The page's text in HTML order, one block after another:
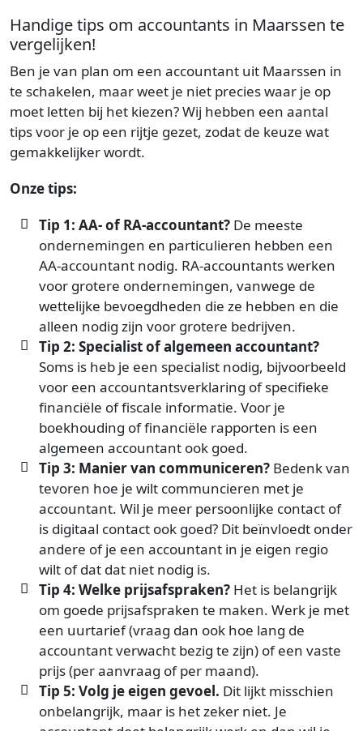
Handige tips om accountants in Maarssen te
vergelijken!
Ben je van plan om een accountant uit Maarssen in
te schakelen, maar weet je niet precies waar je op
moet letten bij het kiezen? Wij hebben een aantal
tips voor je op een rijtje gezet, zodat de keuze wat
gemakkelijker wordt.
Onze tips:
Tip 1: AA- of RA-accountant? De meeste
ondernemingen en particulieren hebben een
AA-accountant nodig. RA-accountants werken
voor grotere ondernemingen, vanwege de
wettelijke bevoegdheden die ze hebben en die
alleen nodig zijn voor grotere bedrijven.
Tip 2: Specialist of algemeen accountant?
Soms is heb je een specialist nodig, bijvoorbeeld
voor een accountantsverklaring of specifieke
financiële of fiscale informatie. Voor je
boekhouding of financiële rapporten is een
algemeen accountant ook goed.
Tip 3: Manier van communiceren? Bedenk van
tevoren hoe je wilt communcieren met je
accountant. Wil je meer persoonlijke contact of
is digitaal contact ook goed? Dit beïnvloedt onder
andere of je een accountant in je eigen regio
wilt of dat dat niet nodig is.
Tip 4: Welke prijsafspraken? Het is belangrijk
om goede prijsafspraken te maken. Werk je met
een uurtarief (vraag dan ook hoe lang de
accountant verwacht bezig te zijn) of een vaste
prijs (per aanvraag of per maand).
Tip 5: Volg je eigen gevoel. Dit lijkt misschien
onbelangrijk, maar is het zeker niet. Je